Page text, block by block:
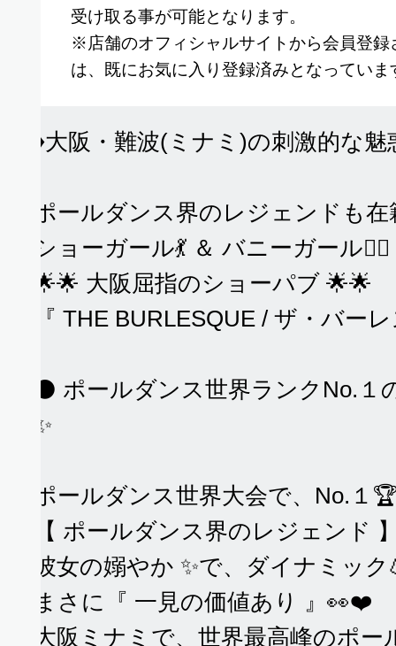
受け取る事が可能となります。
※店舗のオフィシャルサイトから会員登録
は、既にお気に入り登録済みとなっていま
♦️大阪・難波(ミナミ)の刺激的な
ポールダンス界のレジェンドも在
ショーガール💃 ＆ バニーガール
🌟🌟 大阪屈指のショーパブ 🌟🌟
『 THE BURLESQUE / ザ・バー
⚫️ ポールダンス世界ランクNo.
✨
ポールダンス世界大会で、No.１
【 ポールダンス界のレジェンド
彼女の嫋やか ✨で、ダイナミッ
まさに『 一見の価値あり 』👀❤️
大阪ミナミで、世界最高峰のポー